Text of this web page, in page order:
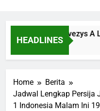
HEADLINES
vs Panevezys A
Home
Berita
Jadwal Lengkap Persija
1 Indonesia Malam Ini